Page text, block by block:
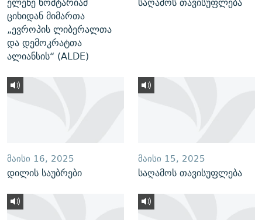
ციხიდან მიმართა
„ევროპის ლიბერალთა
და დემოკრატთა
ალიანსის“ (ALDE)
ᲛᲐᲘᲡᲘ 16, 2025
დილის საუბრები
ᲛᲐᲘᲡᲘ 15, 2025
საღამოს თავისუფლება